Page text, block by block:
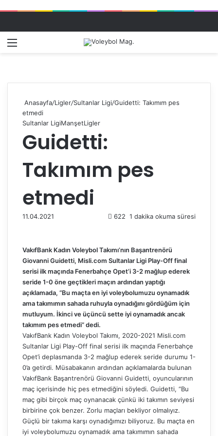
Anasayfa/Ligler/Sultanlar Ligi/Guidetti: Takımım pes
etmedi
Sultanlar LigiManşetLigler
Guidetti:
Takımım pes
etmedi
11.04.2021 622 1 dakika okuma süresi
VakıfBank Kadın Voleybol Takımı’nın Başantrenörü
Giovanni Guidetti, Misli.com Sultanlar Ligi Play-Off final
serisi ilk maçında Fenerbahçe Opet’i 3-2 mağlup ederek
seride 1-0 öne geçtikleri maçın ardından yaptığı
açıklamada, “Bu maçta en iyi voleybolumuzu oynamadık
ama takımımın sahada ruhuyla oynadığını gördüğüm için
mutluyum. İkinci ve üçüncü sette iyi oynamadık ancak
takımım pes etmedi” dedi.
VakıfBank Kadın Voleybol Takımı, 2020-2021 Misli.com
Sultanlar Ligi Play-Off final serisi ilk maçında Fenerbahçe
Opet’i deplasmanda 3-2 mağlup ederek seride durumu 1-
0’a getirdi. Müsabakanın ardından açıklamalarda bulunan
VakıfBank Başantrenörü Giovanni Guidetti, oyuncularının
maç içerisinde hiç pes etmediğini söyledi. Guidetti, “Bu
maç gibi birçok maç oynanacak çünkü iki takımın seviyesi
birbirine çok benzer. Zorlu maçları bekliyor olmalıyız.
Güçlü bir takıma karşı oynadığımızı biliyoruz. Bu maçta en
iyi voleybolumuzu oynamadık ama takımımın sahada